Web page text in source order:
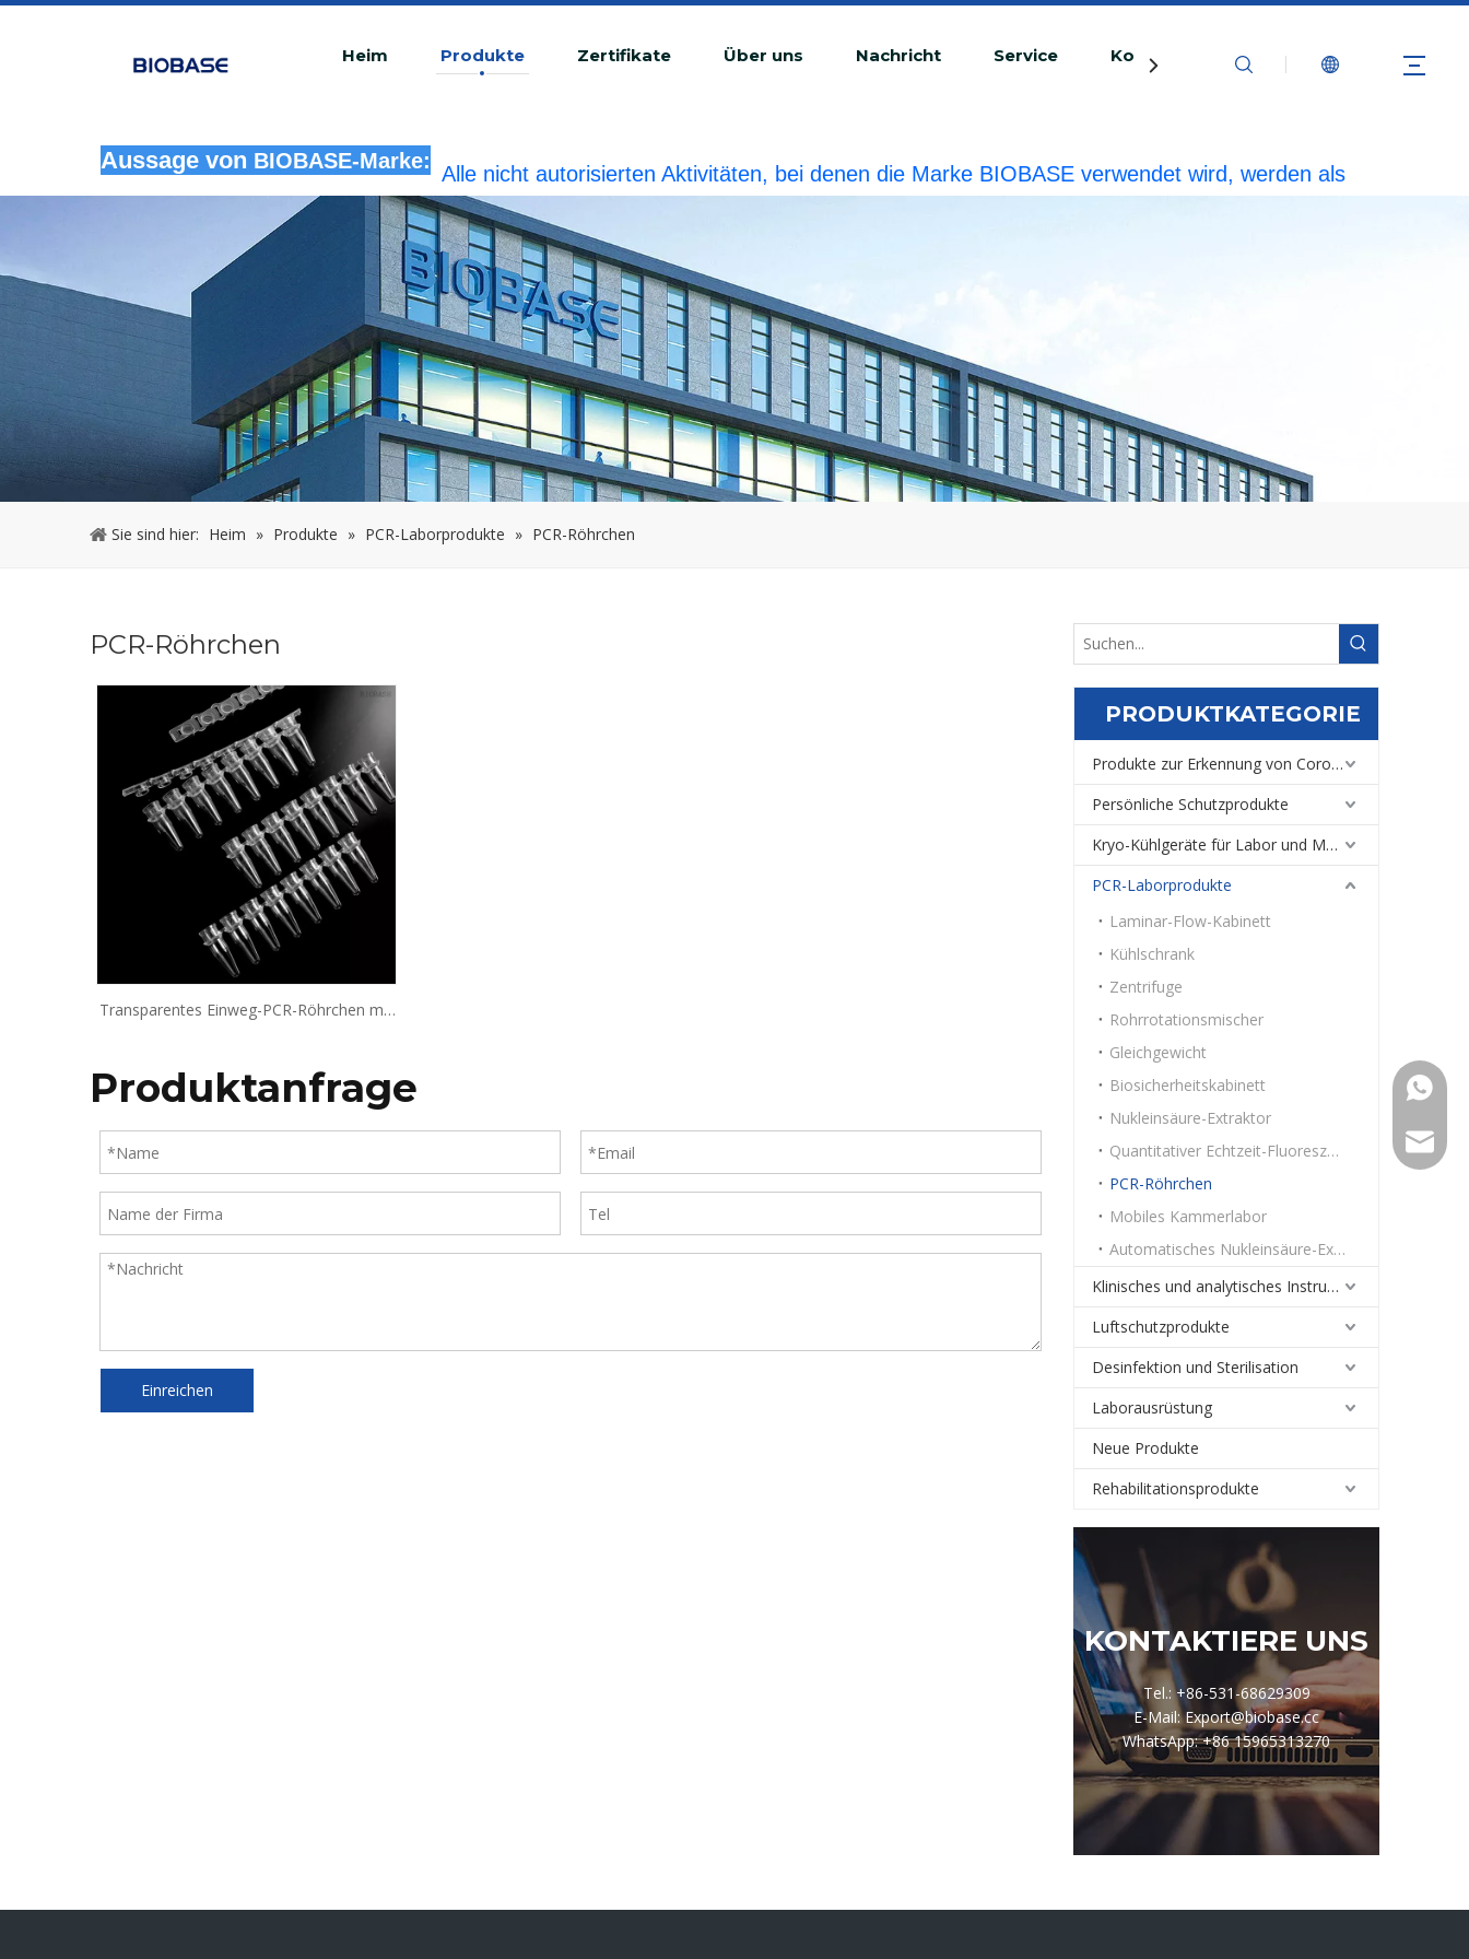
Heim Produkte Zertifikate Über uns Nachricht Service Kontaktiere uns
Aussage von BIOBASE-Marke:
Alle nicht autorisierten Aktivitäten, bei denen die Marke BIOBASE verwendet wird, werden als
rechtswidrige Verletzung betrachtet.BIOBASE wird die rechtliche Haftung prüfen.20240510
Sie sind hier: Heim » Produkte » PCR-Laborprodukte » PCR-Röhrchen
PCR-Röhrchen
Transparentes Einweg-PCR-Röhrchen mit
Produktanfrage
Einreichen
PRODUKTKATEGORIE
Produkte zur Erkennung von Coronaviren
Persönliche Schutzprodukte
Kryo-Kühlgeräte für Labor und Medizin
PCR-Laborprodukte
Laminar-Flow-Kabinett
Kühlschrank
Zentrifuge
Rohrrotationsmischer
Gleichgewicht
Biosicherheitskabinett
Nukleinsäure-Extraktor
Quantitativer Echtzeit-Fluoreszenz-PCR-Analysator
PCR-Röhrchen
Mobiles Kammerlabor
Automatisches Nukleinsäure-Extraktionssystem
Klinisches und analytisches Instrument
Luftschutzprodukte
Desinfektion und Sterilisation
Laborausrüstung
Neue Produkte
Rehabilitationsprodukte
KONTAKTIERE UNS
Tel.: +86-531-68629309
E-Mail: Export@biobase.cc
WhatsApp: +86 15965313270